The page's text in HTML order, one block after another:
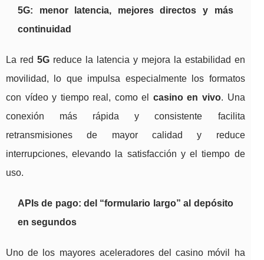
5G: menor latencia, mejores directos y más
continuidad
La red 5Greduce la latencia y mejora la estabilidad en
movilidad, lo que impulsa especialmente los formatos
con vídeo y tiempo real, como el casino en vivo. Una
conexión más rápida y consistente facilita
retransmisiones de mayor calidad y reduce
interrupciones, elevando la satisfacción y el tiempo de
uso.
APIs de pago: del “formulario largo” al depósito
en segundos
Uno de los mayores aceleradores del casino móvil ha